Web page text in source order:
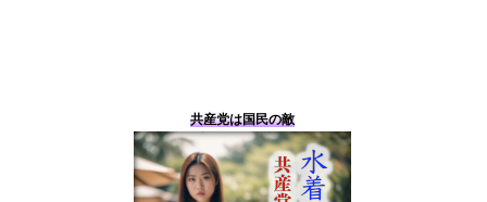
共産党は国民の敵